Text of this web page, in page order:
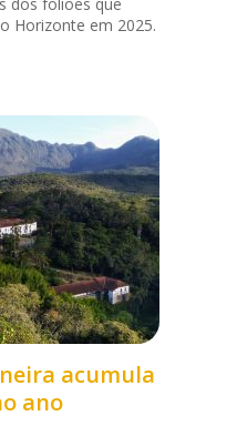
Horizonte em 2025.
acumula
ano